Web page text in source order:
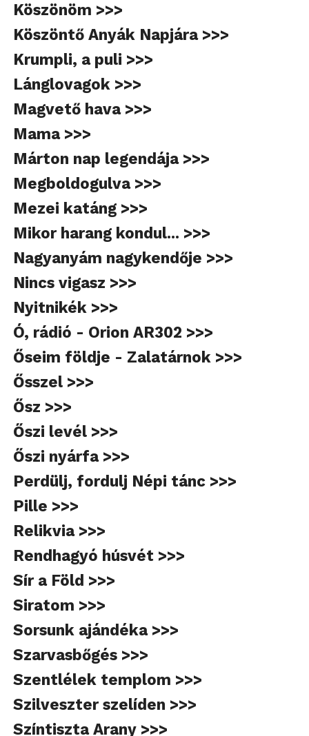
Köszönöm >>>
Köszöntő Anyák Napjára >>>
Krumpli, a puli >>>
Lánglovagok >>>
Magvető hava >>>
Mama >>>
Márton nap legendája >>>
Megboldogulva >>>
Mezei katáng >>>
Mikor harang kondul... >>>
Nagyanyám nagykendője >>>
Nincs vigasz >>>
Nyitnikék >>>
Ó, rádió - Orion AR302 >>>
Őseim földje - Zalatárnok >>>
Ősszel >>>
Ősz >>>
Őszi levél >>>
Őszi nyárfa >>>
Perdülj, fordulj Népi tánc >>>
Pille >>>
Relikvia >>>
Rendhagyó húsvét >>>
Sír a Föld >>>
Siratom >>>
Sorsunk ajándéka >>>
Szarvasbőgés >>>
Szentlélek templom >>>
Szilveszter szelíden >>>
Színtiszta Arany >>>